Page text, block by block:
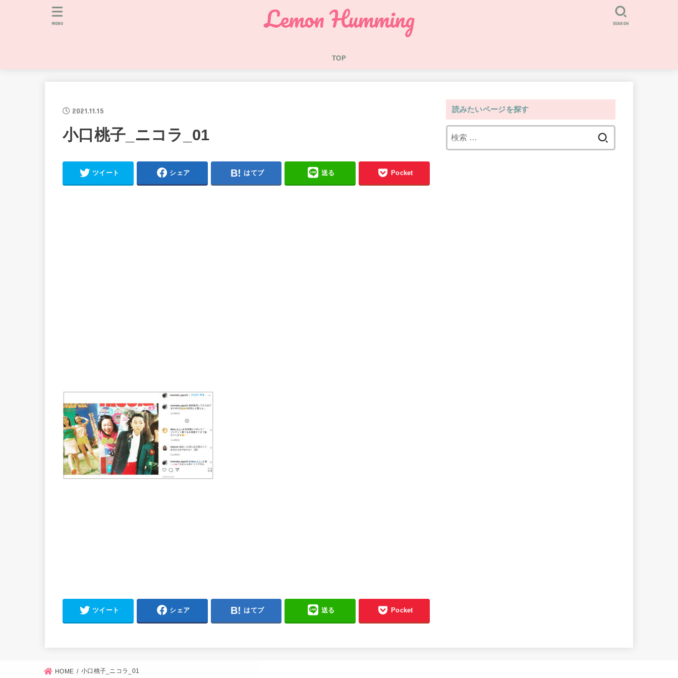
TOP
SEARCH
MENU
2021.11.15
小口桃子_ニコラ_01
ツイート シェア はてブ 送る Pocket
ツイート シェア はてブ 送る Pocket
読みたいページを探す
HOME 小口桃子_ニコラ_01